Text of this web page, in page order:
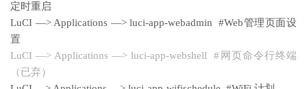
定时重启
LuCI —> Applications —> luci-app-webadmin #Web管理页面设
置
LuCI —> Applications —> luci-app-webshell #网页命令行终端
（已弃）